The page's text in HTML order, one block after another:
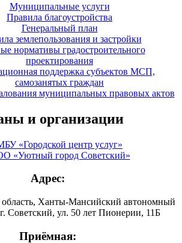
Муниципальные услуги
Правила благоустройства
Генеральный план
землепользования и застройки
нормативы градостроительного
проектирования
поддержка субъектов МСП,
самозанятых граждан
муниципальных правовых актов
и организации
«Городской центр услуг»
«Уютный город Советский»
Адрес:
Ханты-Мансийский автономный
Советский, ул. 50 лет Пионерии, 11Б
Приёмная: